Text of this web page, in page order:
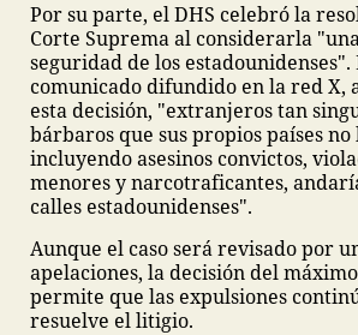
Por su parte, el DHS celebró la
Corte Suprema al considerarla
seguridad de los estadounidenses".
comunicado difundido en la red X,
esta decisión, "extranjeros tan
bárbaros que sus propios países no
incluyendo asesinos convictos,
menores y narcotraficantes,
calles estadounidenses".
Aunque el caso será revisado por
apelaciones, la decisión del
permite que las expulsiones
resuelve el litigio.